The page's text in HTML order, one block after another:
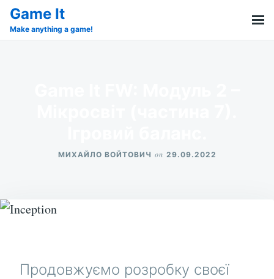
SkipSearch
for:
Game It
Make anything a game!
МИХАЙЛО ВОЙТОВИЧ on 29.09.2022
Продовжуємо розробку своєї